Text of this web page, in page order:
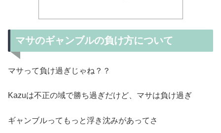
マサのギャンブルの負け方について
マサって負け過ぎじゃね？？
Kazuは不正の域で勝ち過ぎだけど、マサは負け過ぎ
ギャンブルってもっと浮き沈みがあってさ